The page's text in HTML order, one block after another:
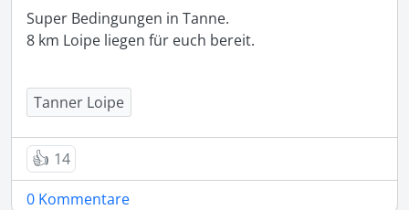
Super Bedingungen in Tanne.
8 km Loipe liegen für euch bereit.
Tanner Loipe
👍 14
0 Kommentare